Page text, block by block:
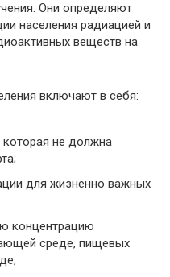
Они определяют
населения радиацией и
веществ на
включают в себя:
не должна
для жизненно важных
концентрацию
среде, пищевых